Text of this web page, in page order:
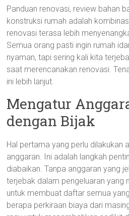
Panduan renovasi, review bahan
konstruksi rumah adalah
renovasi terasa lebih
Semua orang pasti ingin rumah
nyaman, tapi sering kali kita
saat merencanakan renovasi.
ini lebih lanjut.
Mengatur
dengan Bijak
Hal pertama yang perlu dilakukan
anggaran. Ini adalah langkah
diabaikan. Tanpa anggaran yang
terjebak dalam pengeluaran yang
untuk membuat daftar semua
berapa perkiraan biaya dari